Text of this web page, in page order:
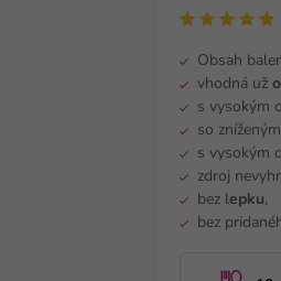
Obsah
vhodná už
s vysokým
so
s vysokým
zdroj
bez lepku,
bez